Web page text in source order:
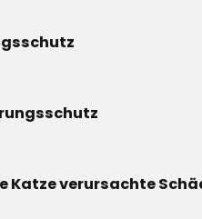
Katze verursachte